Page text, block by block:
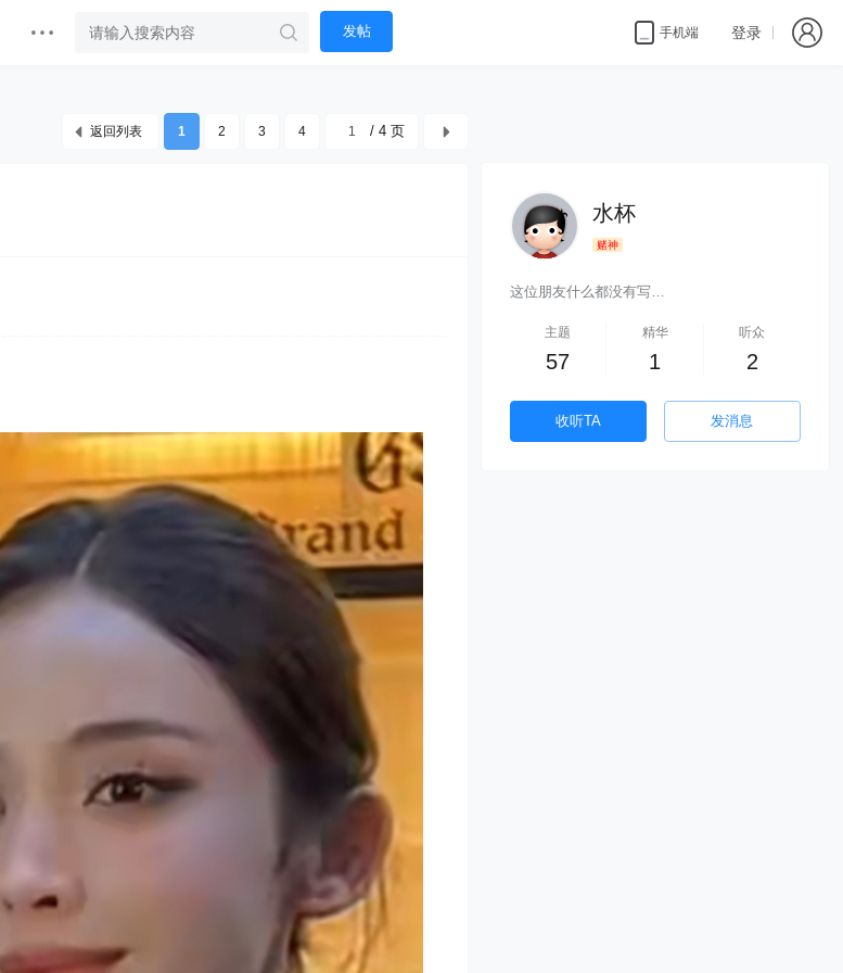
发帖 手机端 登录
1 2 3 4 / 4 页
返回列表
水杯
赌神
这位朋友什么都没有写…
主题
57
精华
1
听众
2
收听TA 发消息